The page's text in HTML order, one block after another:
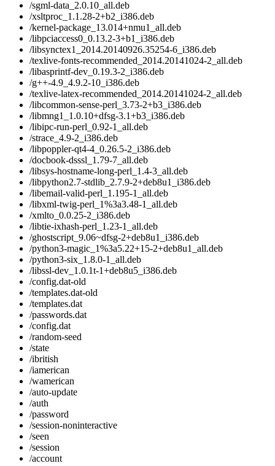
/sgml-data_2.0.10_all.deb
/xsltproc_1.1.28-2+b2_i386.deb
/kernel-package_13.014+nmu1_all.deb
/libpciaccess0_0.13.2-3+b1_i386.deb
/libsynctex1_2014.20140926.35254-6_i386.deb
/texlive-fonts-recommended_2014.20141024-2_all.deb
/libasprintf-dev_0.19.3-2_i386.deb
/g++-4.9_4.9.2-10_i386.deb
/texlive-latex-recommended_2014.20141024-2_all.deb
/libcommon-sense-perl_3.73-2+b3_i386.deb
/libmng1_1.0.10+dfsg-3.1+b3_i386.deb
/libipc-run-perl_0.92-1_all.deb
/strace_4.9-2_i386.deb
/libpoppler-qt4-4_0.26.5-2_i386.deb
/docbook-dsssl_1.79-7_all.deb
/libsys-hostname-long-perl_1.4-3_all.deb
/libpython2.7-stdlib_2.7.9-2+deb8u1_i386.deb
/libemail-valid-perl_1.195-1_all.deb
/libxml-twig-perl_1%3a3.48-1_all.deb
/xmlto_0.0.25-2_i386.deb
/libtie-ixhash-perl_1.23-1_all.deb
/ghostscript_9.06~dfsg-2+deb8u1_i386.deb
/python3-magic_1%3a5.22+15-2+deb8u1_all.deb
/python3-six_1.8.0-1_all.deb
/libssl-dev_1.0.1t-1+deb8u5_i386.deb
/config.dat-old
/templates.dat-old
/templates.dat
/passwords.dat
/config.dat
/random-seed
/state
/ibritish
/iamerican
/wamerican
/auto-update
/auth
/password
/session-noninteractive
/seen
/session
/account